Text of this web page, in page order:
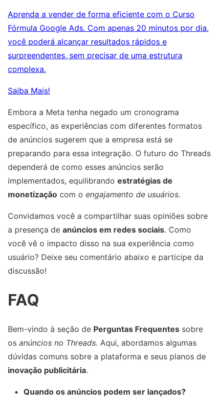
Aprenda a vender de forma eficiente com o Curso
Fórmula Google Ads. Com apenas 20 minutos por dia,
você poderá alcançar resultados rápidos e
surpreendentes, sem precisar de uma estrutura
complexa.
Saiba Mais!
Embora a Meta tenha negado um cronograma
específico, as experiências com diferentes formatos
de anúncios sugerem que a empresa está se
preparando para essa integração. O futuro do Threads
dependerá de como esses anúncios serão
implementados, equilibrando estratégias de
monetização com o engajamento de usuários.
Convidamos você a compartilhar suas opiniões sobre
a presença de anúncios em redes sociais. Como
você vê o impacto disso na sua experiência como
usuário? Deixe seu comentário abaixo e participe da
discussão!
FAQ
Bem-vindo à seção de Perguntas Frequentes sobre
os anúncios no Threads. Aqui, abordamos algumas
dúvidas comuns sobre a plataforma e seus planos de
inovação publicitária.
Quando os anúncios podem ser lançados?